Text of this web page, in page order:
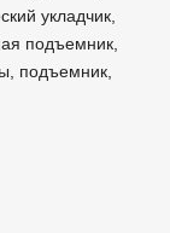
коэффициент
момента
укладчик,
подъемник,
подъемник,